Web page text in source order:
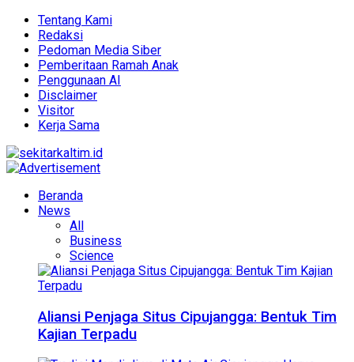
Tentang Kami
Redaksi
Pedoman Media Siber
Pemberitaan Ramah Anak
Penggunaan AI
Disclaimer
Visitor
Kerja Sama
Beranda
News
All
Business
Science
Aliansi Penjaga Situs Cipujangga: Bentuk Tim
Kajian Terpadu